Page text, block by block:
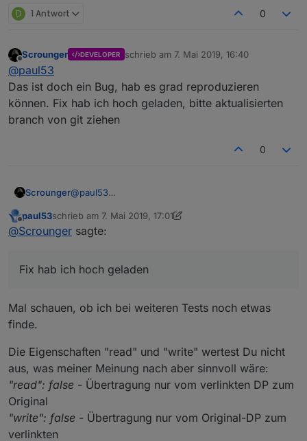
D 1 Antwort 0
Offline
Scrounger DEVELOPER schrieb am 7. Mai 2019, 16:40
zuletzt editiert von
@paul53
Das ist doch ein Bug, hab es grad reproduzieren
können. Fix hab ich hoch geladen, bitte aktualisierten
branch von git ziehen
0
Scrounger@paul53
können. Fix hab ich hoch geladen, bitte
aktualisierten branch von git ziehen
Offline
paul53schrieb am 7. Mai 2019, 17:01
zuletzt editiert von paul535. Juli 2019, 19:23
@Scrounger sagte:
Fix hab ich hoch geladen
Mal schauen, ob ich bei weiteren Tests noch etwas
finde.
Die Eigenschaften "read" und "write" wertest Du nicht
aus, was meiner Meinung nach aber sinnvoll wäre:
"read": false - Übertragung nur vom verlinkten DP zum
Original
"write": false - Übertragung nur vom Original-DP zum
verlinkten